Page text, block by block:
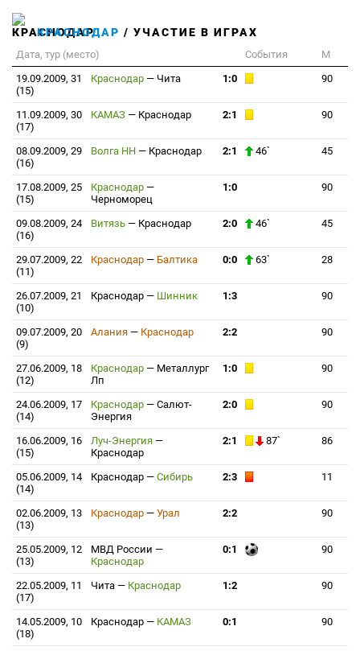
КРАСНОДАР / УЧАСТИЕ В ИГРАХ
Дата, тур (место) События
М
19.09.2009, 31
(15)
Краснодар — Чита 1:0 90
11.09.2009, 30
(17)
КАМАЗ — Краснодар 2:1 90
08.09.2009, 29
(16)
Волга НН — Краснодар 2:1 46` 45
17.08.2009, 25
(15)
Краснодар —
Черноморец
1:0 90
09.08.2009, 24
(16)
Витязь — Краснодар 2:0 46` 45
29.07.2009, 22
(11)
Краснодар — Балтика 0:0 63` 28
26.07.2009, 21
(10)
Краснодар — Шинник 1:3 90
09.07.2009, 20
(9)
Алания — Краснодар 2:2 90
27.06.2009, 18
(12)
Краснодар — Металлург
Лп
1:0 90
24.06.2009, 17
(14)
Краснодар — Салют-
Энергия
2:0 90
16.06.2009, 16
(15)
Луч-Энергия —
Краснодар
2:1 87` 86
05.06.2009, 14
(14)
Краснодар — Сибирь 2:3 11
02.06.2009, 13
(13)
Краснодар — Урал 2:2 90
25.05.2009, 12
(13)
МВД России —
Краснодар
0:1 90
22.05.2009, 11
(17)
Чита — Краснодар 1:2 90
14.05.2009, 10
(18)
Краснодар — КАМАЗ 0:1 90